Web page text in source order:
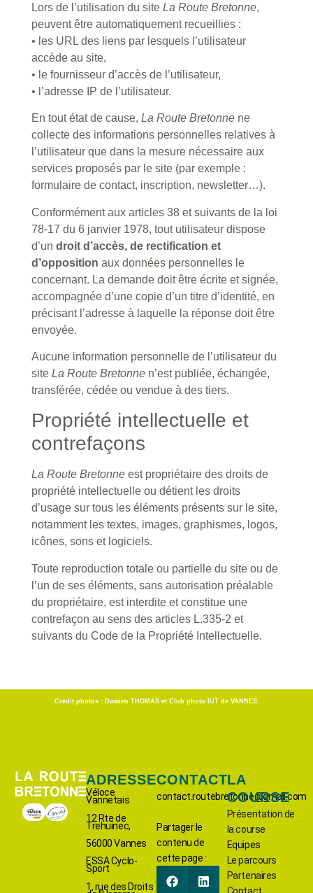
Lors de l’utilisation du site La Route Bretonne,
peuvent être automatiquement recueillies :
• les URL des liens par lesquels l’utilisateur
accède au site,
• le fournisseur d’accès de l’utilisateur,
• l’adresse IP de l’utilisateur.
En tout état de cause, La Route Bretonnene
collecte des informations personnelles relatives à
l’utilisateur que dans la mesure nécessaire aux
services proposés par le site (par exemple :
formulaire de contact, inscription, newsletter…).
Conformément aux articles 38 et suivants de la loi
78-17 du 6 janvier 1978, tout utilisateur dispose
d’un droit d’accès, de rectification et
d’opposition aux données personnelles le
concernant. La demande doit être écrite et signée,
accompagnée d’une copie d’un titre d’identité, en
précisant l’adresse à laquelle la réponse doit être
envoyée.
Aucune information personnelle de l’utilisateur du
site La Route Bretonnen’est publiée, échangée,
transférée, cédée ou vendue à des tiers.
Propriété intellectuelle et
contrefaçons
La Route Bretonneest propriétaire des droits de
propriété intellectuelle ou détient les droits
d’usage sur tous les éléments présents sur le site,
notamment les textes, images, graphismes, logos,
icônes, sons et logiciels.
Toute reproduction totale ou partielle du site ou de
l’un de ses éléments, sans autorisation préalable
du propriétaire, est interdite et constitue une
contrefaçon au sens des articles L.335-2 et
suivants du Code de la Propriété Intellectuelle.
Crédit photos : Damien THOMAS et Club photo IUT de VANNES.
ADRESSE
Véloce
Vannetais
12 Rte de
Trehuinec,
56000 Vannes
ESSA Cyclo-
Sport
1, rue des Droits
CONTACT
contact.routebretonne@gmail.com
Partager le
contenu de
cette page :
LA
COURSE
Présentation de
la course
Equipes
Le parcours
Partenaires